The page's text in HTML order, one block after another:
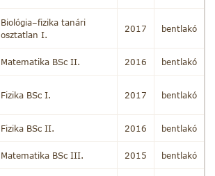
Biológia–fizika tanári
osztatlan I.
2017 bentlakó
Matematika BSc II. 2016 bentlakó
Fizika BSc I. 2017 bentlakó
Fizika BSc II. 2016 bentlakó
Matematika BSc III. 2015 bentlakó